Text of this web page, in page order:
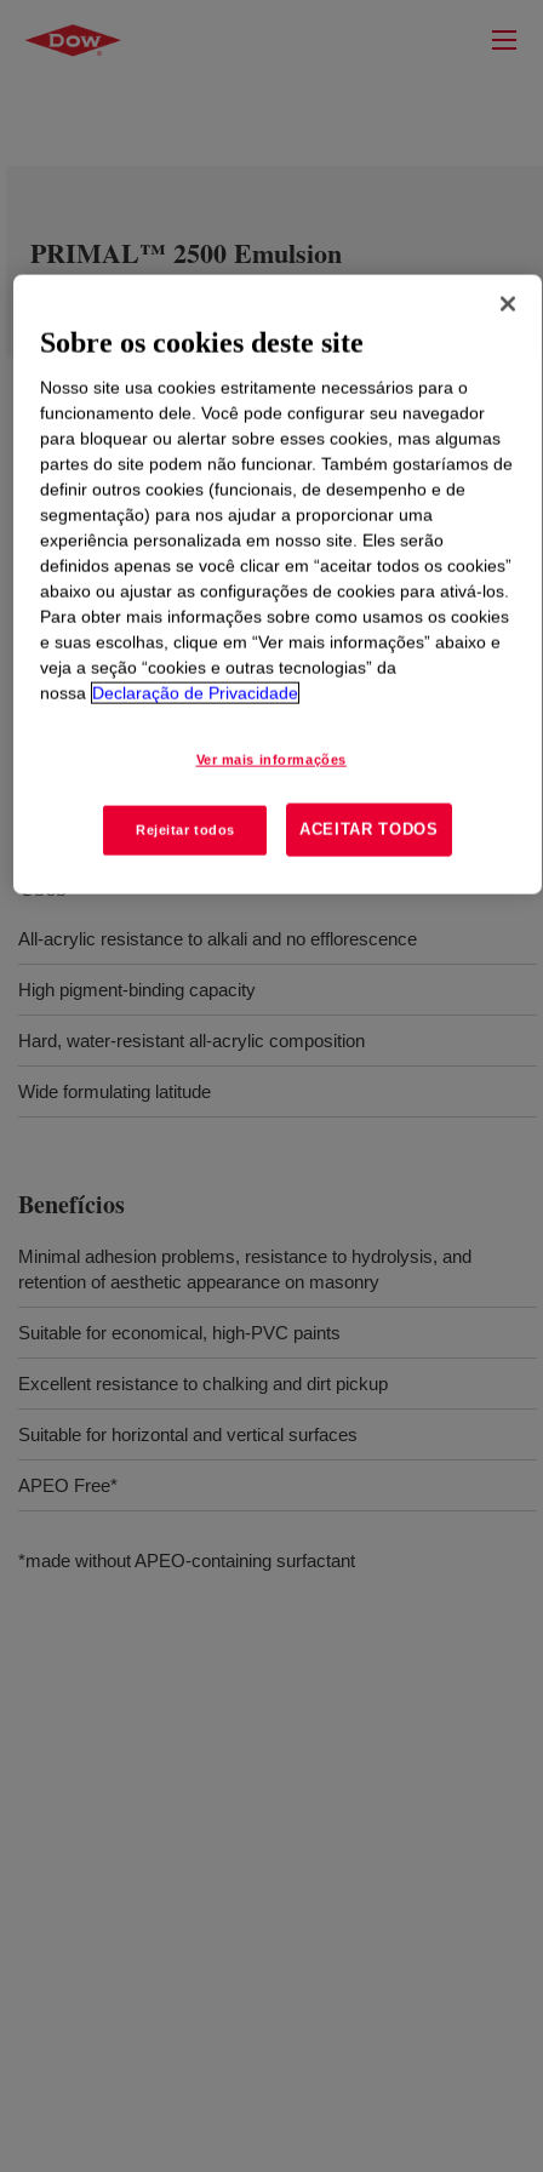
PRIMAL™ 2500 Emulsion
O que éPRIMAL™ 2500 Emulsion?
Polymer designed for tough, water-resistant masonry
paints and primers. Coatings based on PRIMAL™ 2500
the ability to retard efflorescence in cured cementitious
Usos
All-acrylic resistance to alkali and no efflorescence
High pigment-binding capacity
Hard, water-resistant all-acrylic composition
Wide formulating latitude
Benefícios
Minimal adhesion problems, resistance to hydrolysis, and
retention of aesthetic appearance on masonry
Suitable for economical, high-PVC paints
Excellent resistance to chalking and dirt pickup
Suitable for horizontal and vertical surfaces
APEO Free*
*made without APEO-containing surfactant
Sobre os cookies deste site
Nosso site usa cookies estritamente necessários para o
funcionamento dele. Você pode configurar seu navegador
para bloquear ou alertar sobre esses cookies, mas algumas
partes do site podem não funcionar. Também gostaríamos de
definir outros cookies (funcionais, de desempenho e de
segmentação) para nos ajudar a proporcionar uma
experiência personalizada em nosso site. Eles serão
definidos apenas se você clicar em “aceitar todos os cookies”
abaixo ou ajustar as configurações de cookies para ativá-los.
Para obter mais informações sobre como usamos os cookies
e suas escolhas, clique em “Ver mais informações” abaixo e
veja a seção “cookies e outras tecnologias” da
nossa Declaração de Privacidade
Ver mais informações
Rejeitar todos ACEITAR TODOS